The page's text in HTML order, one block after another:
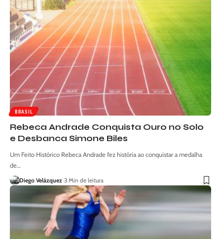
BRASIL
Rebeca Andrade Conquista Ouro no Solo
e Desbanca Simone Biles
Um Feito Histórico Rebeca Andrade fez história ao conquistar a medalha
de…
Diego Velázquez 3 Min de leitura